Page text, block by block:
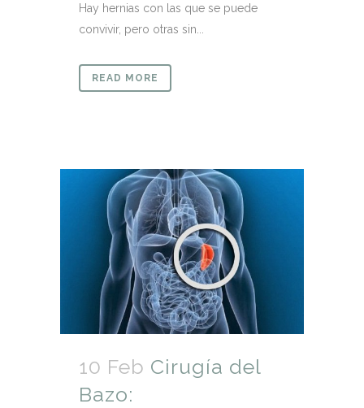
Hay hernias con las que se puede
convivir, pero otras sin...
READ MORE
10 Feb Cirugía del
Bazo: